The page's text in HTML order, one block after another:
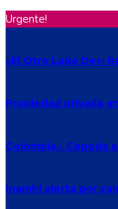
Urgente!
«El Otro Lado De»:
Propiedad privada
Colombia.- Cepeda
Inamhi alerta por